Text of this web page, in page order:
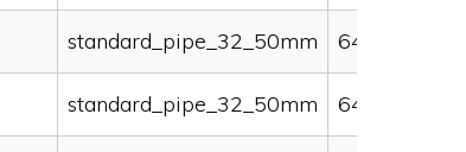
standard_pipe_32_50mm 64000
standard_pipe_32_50mm 64000